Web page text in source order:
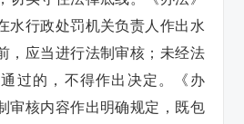
水行政处罚机关负责人作出水
，应当进行法制审核；未经法
过的，不得作出决定。《办
审核内容作出明确规定，既包